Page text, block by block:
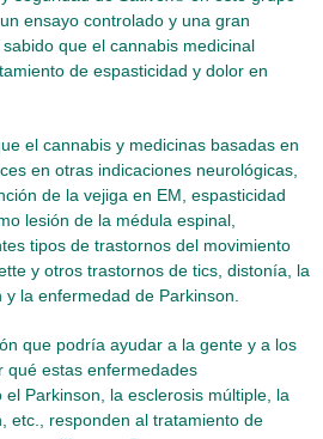
ensayo controlado y una gran
que el cannabis medicinal
de espasticidad y dolor en
el cannabis y medicinas basadas en
en otras indicaciones neurológicas,
de la vejiga en EM, espasticidad
lesión de la médula espinal,
tipos de trastornos del movimiento
y otros trastornos de tics, distonía, la
la enfermedad de Parkinson.
que podría ayudar a la gente y a los
qué estas enfermedades
Parkinson, la esclerosis múltiple, la
etc., responden al tratamiento de